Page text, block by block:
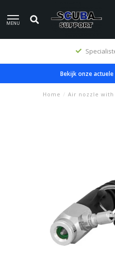
MENU
Bekijk onze
Home / Air nozzle